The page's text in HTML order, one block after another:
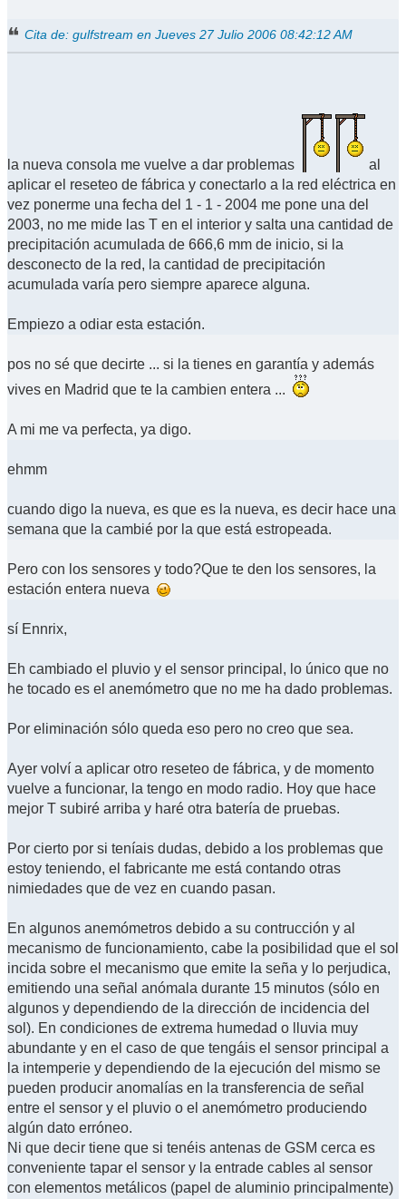
Cita de: gulfstream en Jueves 27 Julio 2006 08:42:12 AM
la nueva consola me vuelve a dar problemas
al
aplicar el reseteo de fábrica y conectarlo a la red eléctrica en
vez ponerme una fecha del 1 - 1 - 2004 me pone una del
2003, no me mide las T en el interior y salta una cantidad de
precipitación acumulada de 666,6 mm de inicio, si la
desconecto de la red, la cantidad de precipitación
acumulada varía pero siempre aparece alguna.
Empiezo a odiar esta estación.
pos no sé que decirte ... si la tienes en garantía y además
vives en Madrid que te la cambien entera ...
A mi me va perfecta, ya digo.
ehmm
cuando digo la nueva, es que es la nueva, es decir hace una
semana que la cambié por la que está estropeada.
Pero con los sensores y todo?Que te den los sensores, la
estación entera nueva
sí Ennrix,
Eh cambiado el pluvio y el sensor principal, lo único que no
he tocado es el anemómetro que no me ha dado problemas.
Por eliminación sólo queda eso pero no creo que sea.
Ayer volví a aplicar otro reseteo de fábrica, y de momento
vuelve a funcionar, la tengo en modo radio. Hoy que hace
mejor T subiré arriba y haré otra batería de pruebas.
Por cierto por si teníais dudas, debido a los problemas que
estoy teniendo, el fabricante me está contando otras
nimiedades que de vez en cuando pasan.
En algunos anemómetros debido a su contrucción y al
mecanismo de funcionamiento, cabe la posibilidad que el sol
incida sobre el mecanismo que emite la seña y lo perjudica,
emitiendo una señal anómala durante 15 minutos (sólo en
algunos y dependiendo de la dirección de incidencia del
sol). En condiciones de extrema humedad o lluvia muy
abundante y en el caso de que tengáis el sensor principal a
la intemperie y dependiendo de la ejecución del mismo se
pueden producir anomalías en la transferencia de señal
entre el sensor y el pluvio o el anemómetro produciendo
algún dato erróneo.
Ni que decir tiene que si tenéis antenas de GSM cerca es
conveniente tapar el sensor y la entrade cables al sensor
con elementos metálicos (papel de aluminio principalmente)